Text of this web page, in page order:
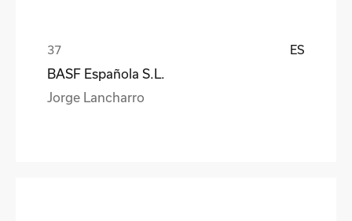
ES
BASF Española S.L.
Jorge Lancharro